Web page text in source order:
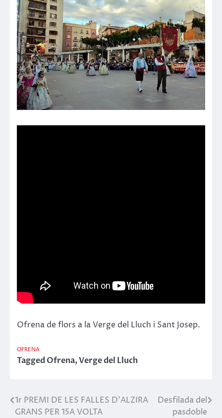
Ofrena de flors a la Verge del Lluch i Sant Josep.
OFRENA
TaggedOfrena,Verge del Lluch
Navegació
1r PREMI DE LES FALLES D’ALZIRA
GRANS PER 15A VOLTA
Desfilada del
pasdoble